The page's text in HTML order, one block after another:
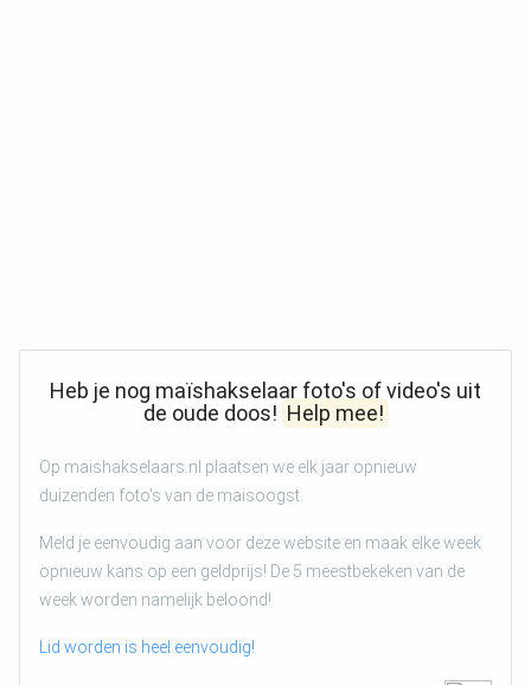
Heb je nog maïshakselaar foto's of video's uit
de oude doos! Help mee!
Op maishakselaars.nl plaatsen we elk jaar opnieuw
duizenden foto's van de maisoogst.
Meld je eenvoudig aan voor deze website en maak elke week
opnieuw kans op een geldprijs! De 5 meestbekeken van de
week worden namelijk beloond!
Lid worden is heel eenvoudig!